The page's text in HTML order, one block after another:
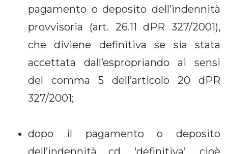
pagamento o deposito dell’indennità
provvisoria (art. 26.11 dPR 327/2001),
che diviene definitiva se sia stata
accettata dall’espropriando ai sensi
del comma 5 dell’articolo 20 dPR
327/2001;
dopo il pagamento o deposito
dell’indennità cd. ‘definitiva’, cioè